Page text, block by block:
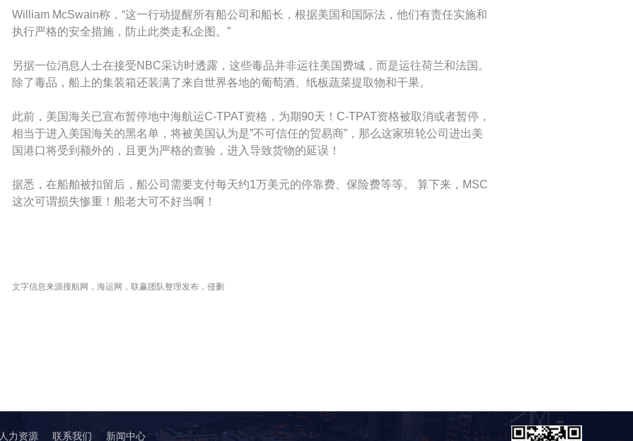
William McSwain称，“这一行动提醒所有船公司和船长，根据美国和国际法，他们有责任实施和
执行严格的安全措施，防止此类走私企图。”
另据一位消息人士在接受NBC采访时透露，这些毒品并非运往美国费城，而是运往荷兰和法国。
除了毒品，船上的集装箱还装满了来自世界各地的葡萄酒、纸板蔬菜提取物和干果。
此前，美国海关已宣布暂停地中海航运C-TPAT资格，为期90天！C-TPAT资格被取消或者暂停，
相当于进入美国海关的黑名单，将被美国认为是”不可信任的贸易商”，那么这家班轮公司进出美
国港口将受到额外的，且更为严格的查验，进入导致货物的延误！
据悉，在船舶被扣留后，船公司需要支付每天约1万美元的停靠费、保险费等等。 算下来，MSC
这次可谓损失惨重！船老大可不好当啊！
文字信息来源搜航网，海运网，联赢团队整理发布，侵删
人力资源 联系我们 新闻中心